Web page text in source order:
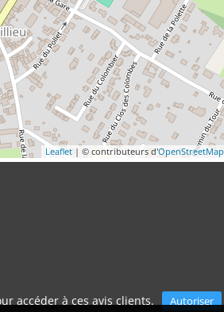
Leaflet | © contributeurs d'OpenStreetMap
accéder à ces avis clients. Autoriser